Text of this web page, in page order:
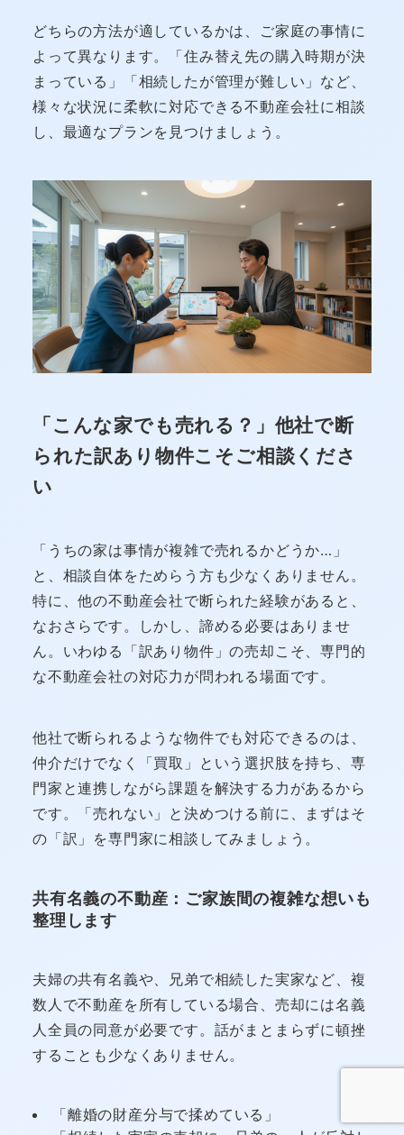
どちらの方法が適しているかは、ご家庭の事情に
よって異なります。「住み替え先の購入時期が決
まっている」「相続したが管理が難しい」など、
様々な状況に柔軟に対応できる不動産会社に相談
し、最適なプランを見つけましょう。
「こんな家でも売れる？」他社で断
られた訳あり物件こそご相談くださ
い
「うちの家は事情が複雑で売れるかどうか…」
と、相談自体をためらう方も少なくありません。
特に、他の不動産会社で断られた経験があると、
なおさらです。しかし、諦める必要はありませ
ん。いわゆる「訳あり物件」の売却こそ、専門的
な不動産会社の対応力が問われる場面です。
他社で断られるような物件でも対応できるのは、
仲介だけでなく「買取」という選択肢を持ち、専
門家と連携しながら課題を解決する力があるから
です。「売れない」と決めつける前に、まずはそ
の「訳」を専門家に相談してみましょう。
共有名義の不動産：ご家族間の複雑な想いも
整理します
夫婦の共有名義や、兄弟で相続した実家など、複
数人で不動産を所有している場合、売却には名義
人全員の同意が必要です。話がまとまらずに頓挫
することも少なくありません。
「離婚の財産分与で揉めている」